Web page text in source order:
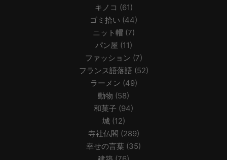
キノコ (61)
ゴミ拾い (44)
ニット帽 (7)
パン屋 (11)
ファッション (7)
フランス語落語 (52)
ラーメン (49)
動物 (58)
和菓子 (94)
城(12)
寺社仏閣 (289)
幸せの言葉 (35)